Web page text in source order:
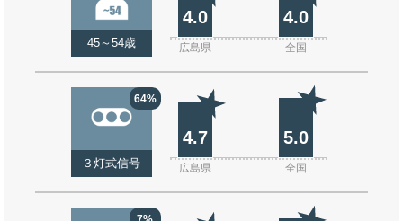
45～54歳
4.0 4.0
広島県 全国
64%
３灯式信号
4.7 5.0
広島県 全国